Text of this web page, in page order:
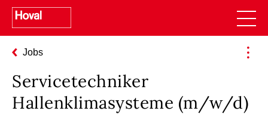
Jobs
Servicetechniker
Hallenklimasysteme (m/w/d)